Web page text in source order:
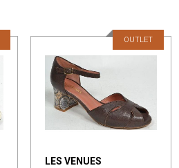
LES VENUES
OUTLET